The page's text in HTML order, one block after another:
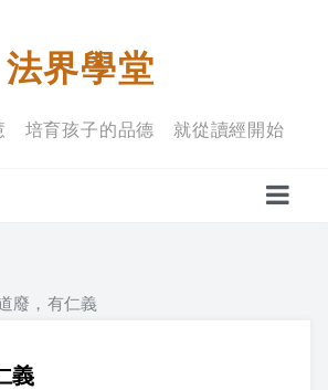
法界學堂
培育孩子的品德 就從讀經開始
廢，有仁義
義